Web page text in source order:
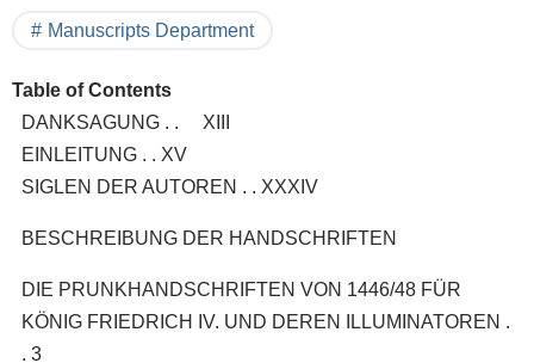
Manuscripts Department
Table of Contents
DANKSAGUNG . . XIII
EINLEITUNG . . XV
SIGLEN DER AUTOREN . . XXXIV
BESCHREIBUNG DER HANDSCHRIFTEN
DIE PRUNKHANDSCHRIFTEN VON 1446/48 FÜR
KÖNIG FRIEDRICH IV. UND DEREN ILLUMINATOREN .
. 3